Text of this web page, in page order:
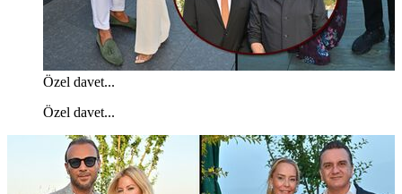
Özel davet...
Özel davet...